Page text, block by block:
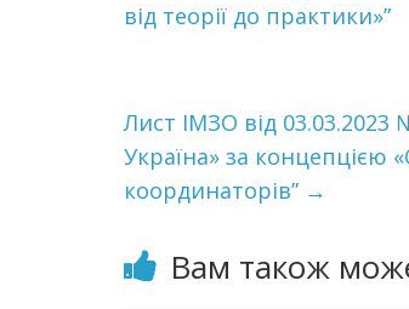
від теорії до практики»”
Лист ІМЗО від 03.03.2023
Україна» за концепцією
координаторів” →
Вам також